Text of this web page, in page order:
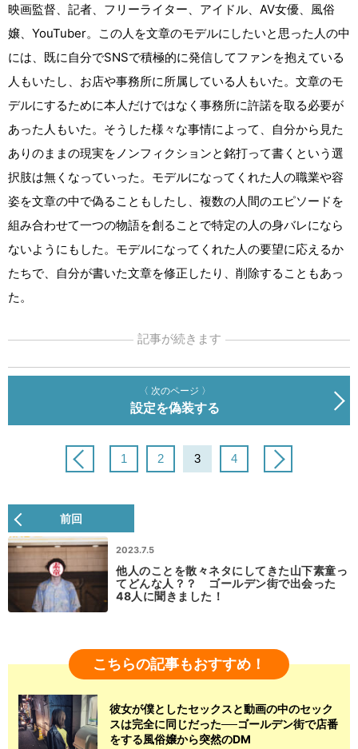
映画監督、記者、フリーライター、アイドル、AV女優、風俗
嬢、YouTuber。この人を文章のモデルにしたいと思った人の中
には、既に自分でSNSで積極的に発信してファンを抱えている
人もいたし、お店や事務所に所属している人もいた。文章のモ
デルにするために本人だけではなく事務所に許諾を取る必要が
あった人もいた。そうした様々な事情によって、自分から見た
ありのままの現実をノンフィクションと銘打って書くという選
択肢は無くなっていった。モデルになってくれた人の職業や容
姿を文章の中で偽ることもしたし、複数の人間のエピソードを
組み合わせて一つの物語を創ることで特定の人の身バレになら
ないようにもした。モデルになってくれた人の要望に応えるか
たちで、自分が書いた文章を修正したり、削除することもあっ
た。
記事が続きます
〈 次のページ 〉
設定を偽装する
1 2 3 4
前回
2023.7.5
他人のことを散々ネタにしてきた山下素童っ
てどんな人？？ ゴールデン街で出会った
48人に聞きました！
こちらの記事もおすすめ！
彼女が僕としたセックスと動画の中のセック
スは完全に同じだった──ゴールデン街で店番
をする風俗嬢から突然のDM